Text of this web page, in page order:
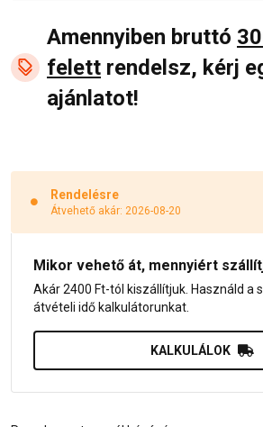
Amennyiben bruttó
felett rendelsz, kérj
ajánlatot!
Rendelésre
Átvehető akár: 2026-08-20
Mikor vehető át, mennyiért
Akár 2400 Ft-tól kiszállítjuk. Használd a
átvételi idő kalkulátorunkat.
KALKULÁLOK